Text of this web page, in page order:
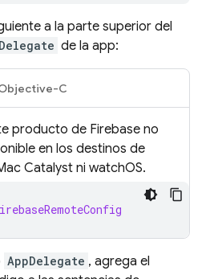
a la parte superior del
de la app:
C
producto de Firebase no
en los destinos de
Catalyst ni watchOS.
AppDelegate , agrega el